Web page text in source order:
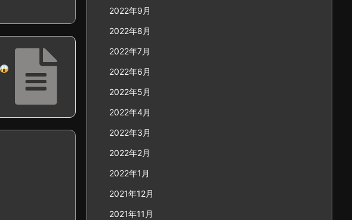
2022年9月
2022年8月
2022年7月
2022年6月
2022年5月
2022年4月
2022年3月
2022年2月
2022年1月
2021年12月
2021年11月